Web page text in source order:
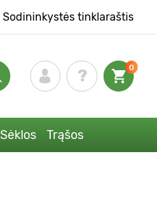
Sodininkystės tinklaraštis
0
Sėklos Trąšos